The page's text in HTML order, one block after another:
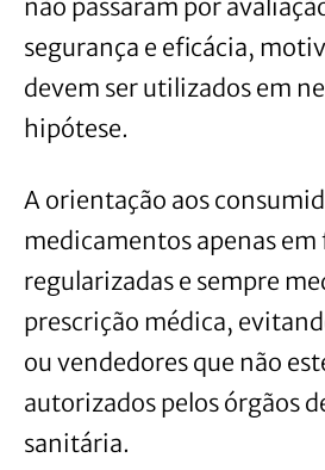
não passaram por
segurança e eficácia,
devem ser utilizados em
hipótese.
A orientação aos
medicamentos apenas
regularizadas e sempre
prescrição médica,
ou vendedores que não
autorizados pelos órgãos
sanitária.